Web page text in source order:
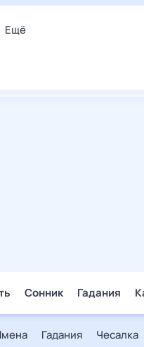
Ещё
Сонник Гадания
Гадания Чесалка